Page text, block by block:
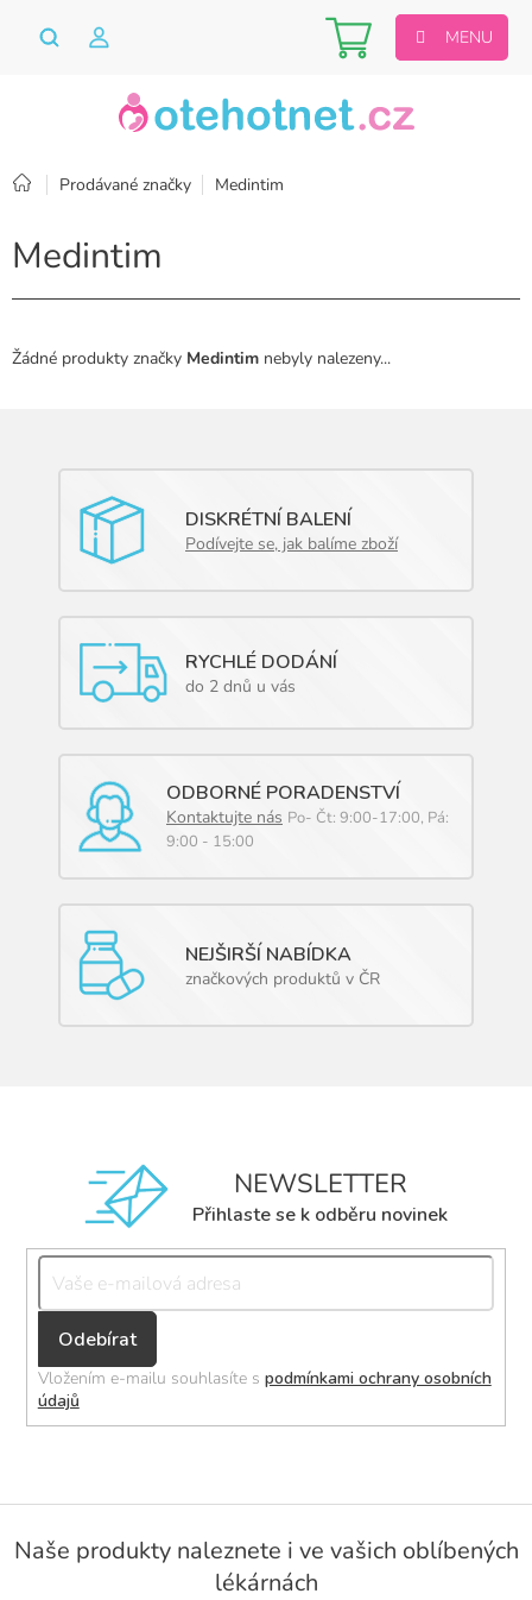
Nákupní
košík
DomůProdávané značky Medintim
Medintim
Žádné produkty značky Medintim nebyly nalezeny...
DISKRÉTNÍ BALENÍ
Podívejte se, jak balíme zboží
RYCHLÉ DODÁNÍ
do 2 dnů u vás
ODBORNÉ PORADENSTVÍ
Kontaktujte nás Po- Čt: 9:00-17:00, Pá:
9:00 - 15:00
NEJŠIRŠÍ NABÍDKA
značkových produktů v ČR
NEWSLETTER
Přihlaste se k odběru novinek
Přihlásit
se
Vložením e-mailu souhlasíte s podmínkami ochrany osobních
údajů
Z
Naše produkty naleznete i ve vašich oblíbených
lékárnách